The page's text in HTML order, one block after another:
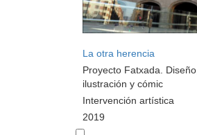
La otra herencia
Proyecto Fatxada. Diseño,
ilustración y cómic
Intervención artística
2019